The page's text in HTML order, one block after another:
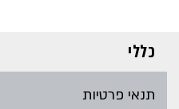
כללי
תנאי פרטיות